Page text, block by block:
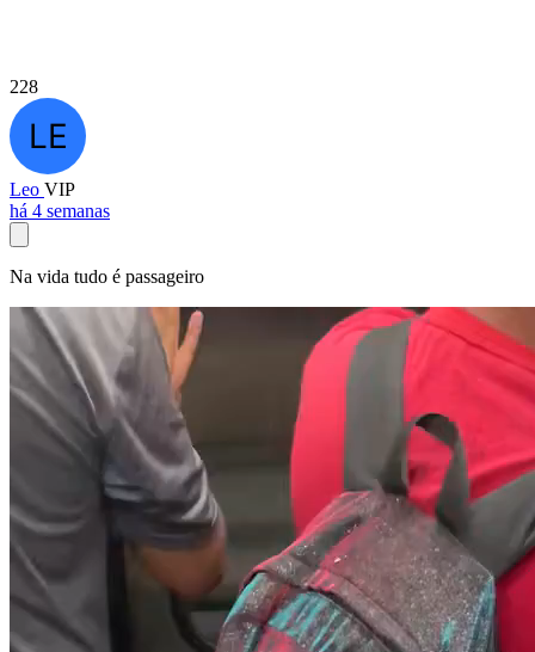
228
Leo VIP
há 4 semanas
Na vida tudo é passageiro